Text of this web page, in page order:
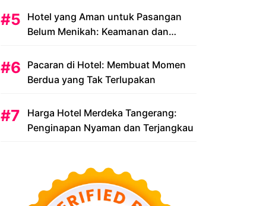
Hotel yang Aman untuk Pasangan
Belum Menikah: Keamanan dan
Pacaran di Hotel: Membuat Momen
Berdua yang Tak Terlupakan
Harga Hotel Merdeka Tangerang:
Penginapan Nyaman dan Terjangkau